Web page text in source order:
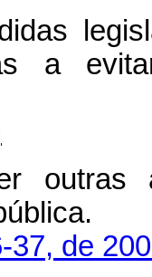
a
outras
da
37, de